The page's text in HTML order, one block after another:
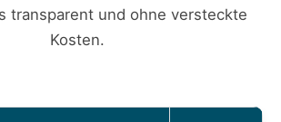
transparent und ohne versteckte
Kosten.